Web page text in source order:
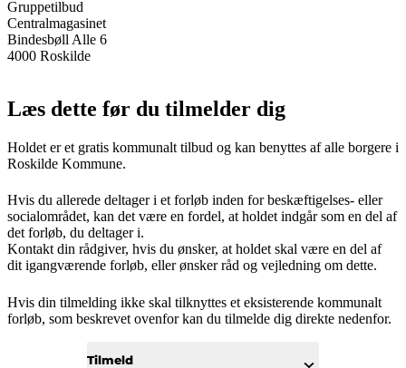
Gruppetilbud
Centralmagasinet
Bindesbøll Alle 6
4000 Roskilde
Læs dette før du tilmelder dig
Holdet er et gratis kommunalt tilbud og kan benyttes af alle borgere i
Roskilde Kommune.
Hvis du allerede deltager i et forløb inden for beskæftigelses- eller
socialområdet, kan det være en fordel, at holdet indgår som en del af
det forløb, du deltager i.
Kontakt din rådgiver, hvis du ønsker, at holdet skal være en del af
dit igangværende forløb, eller ønsker råd og vejledning om dette.
Hvis din tilmelding ikke skal tilknyttes et eksisterende kommunalt
forløb, som beskrevet ovenfor kan du tilmelde dig direkte nedenfor.
Tilmeld